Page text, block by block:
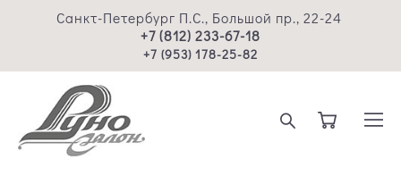
Санкт-Петербург П.С., Большой пр., 22-24
+7 (812) 233-67-18
+7 (953) 178-25-82